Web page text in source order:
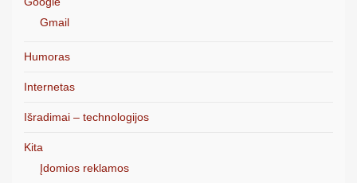
Gmail
Humoras
Internetas
Išradimai – technologijos
Kita
Įdomios reklamos